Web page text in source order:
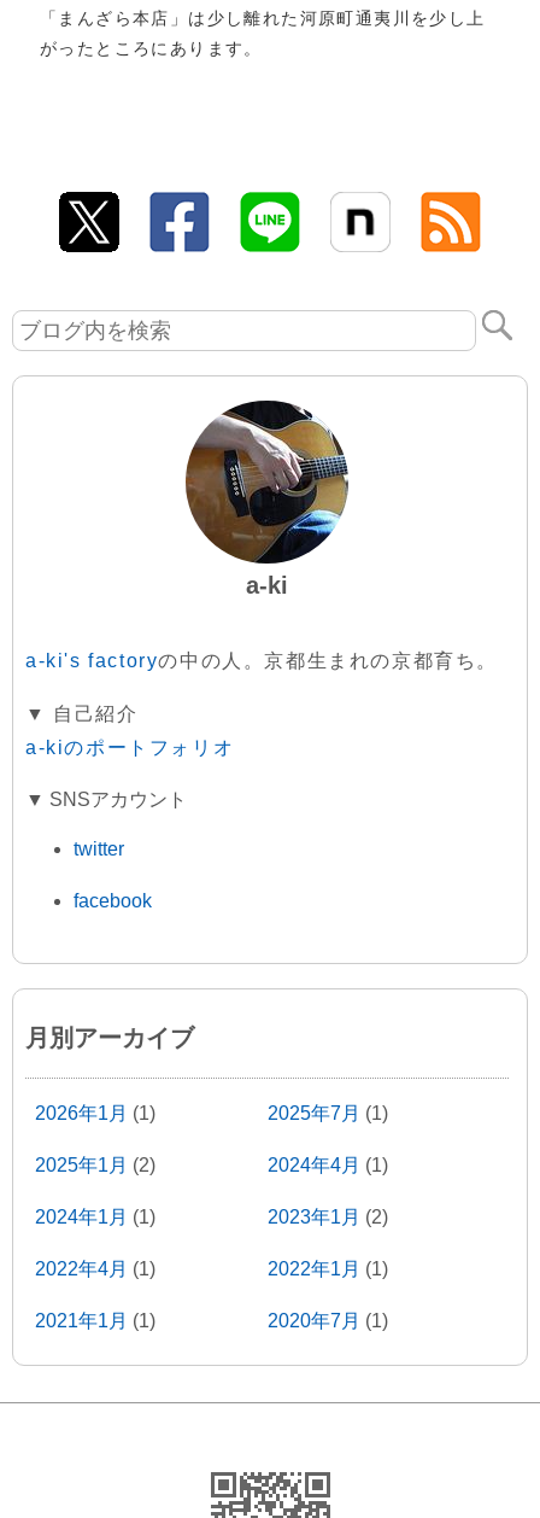
「まんざら本店」は少し離れた河原町通夷川を少し上
がったところにあります。
a-ki
a-ki's factoryの中の人。京都生まれの京都育ち。
▼ 自己紹介
a-kiのポートフォリオ
▼ SNSアカウント
twitter
facebook
月別アーカイブ
2026年1月 (1) 2025年7月 (1)
2025年1月 (2) 2024年4月 (1)
2024年1月 (1) 2023年1月 (2)
2022年4月 (1) 2022年1月 (1)
2021年1月 (1) 2020年7月 (1)
2020年1月(2) 2019年5月(2)
2018年8月